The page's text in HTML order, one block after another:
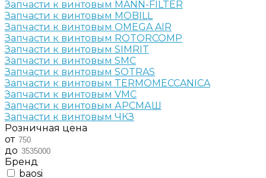
Запчасти к винтовым MANN-FILTER
Запчасти к винтовым MOBILL
Запчасти к винтовым OMEGA AIR
Запчасти к винтовым ROTORCOMP
Запчасти к винтовым SIMRIT
Запчасти к винтовым SMC
Запчасти к винтовым SOTRAS
Запчасти к винтовым TERMOMECCANICA
Запчасти к винтовым VMC
Запчасти к винтовым АРСМАШ
Запчасти к винтовым ЧКЗ
Розничная цена
от
до
Бренд
baosi